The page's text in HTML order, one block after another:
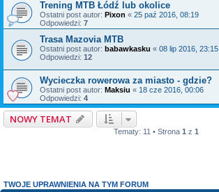
Trening MTB Łódź lub okolice
Ostatni post autor: Pixon « 25 paź 2016, 08:19
Odpowiedzi: 7
Trasa Mazovia MTB
Ostatni post autor: babawkasku « 08 lip 2016, 23:15
Odpowiedzi: 12
Wycieczka rowerowa za miasto - gdzie?
Ostatni post autor: Maksiu « 18 cze 2016, 00:06
Odpowiedzi: 4
NOWY TEMAT
Tematy: 11 • Strona 1 z 1
TWOJE UPRAWNIENIA NA TYM FORUM